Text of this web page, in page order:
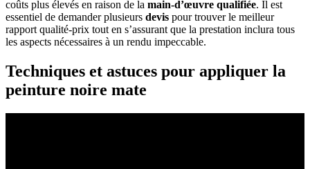
coûts plus élevés en raison de la main-d’œuvre qualifiée. Il est
essentiel de demander plusieurs devis pour trouver le meilleur
rapport qualité-prix tout en s’assurant que la prestation inclura tous
les aspects nécessaires à un rendu impeccable.
Techniques et astuces pour appliquer la
peinture noire mate